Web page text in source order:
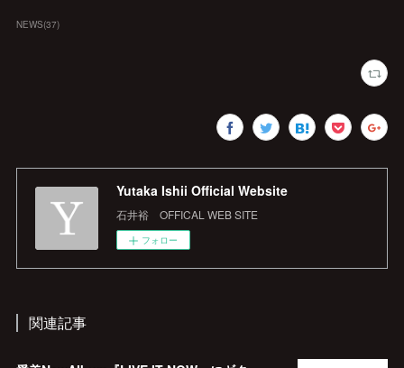
NEWS(37)
Yutaka Ishii Official Website
石井裕 OFFICAL WEB SITE
フォロー
関連記事